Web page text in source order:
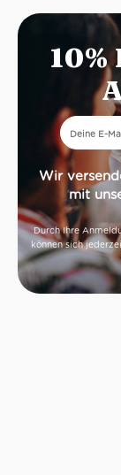
Wir
mit
Durch Ihre
können sich